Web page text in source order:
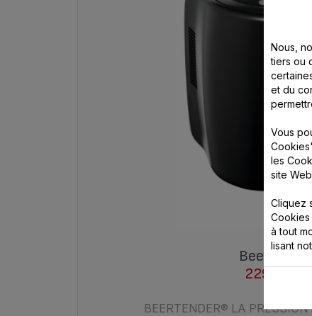
Beertender
229,99 €
1
BEERTENDER® LA PRESSION
Nous,
tiers ou
et du
Vous
les
site Web.
Cliquez
à tout
lisant